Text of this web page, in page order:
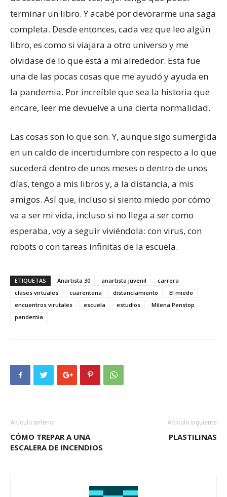
terminar un libro. Y acabé por devorarme una saga
completa. Desde entonces, cada vez que leo algún
libro, es como si viajara a otro universo y me
olvidase de lo que está a mi alrededor. Esta fue
una de las pocas cosas que me ayudó y ayuda en
la pandemia. Por increíble que sea la historia que
encare, leer me devuelve a una cierta normalidad.
Las cosas son lo que son. Y, aunque sigo sumergida
en un caldo de incertidumbre con respecto a lo que
sucederá dentro de unos meses o dentro de unos
días, tengo a mis libros y, a la distancia, a mis
amigos. Así que, incluso si siento miedo por cómo
va a ser mi vida, incluso si no llega a ser como
esperaba, voy a seguir viviéndola: con virus, con
robots o con tareas infinitas de la escuela.
ETIQUETAS Anartista 30 anartista juvenil
carrera
clases virtuales
cuarentena distanciamiento
El miedo
encuentros virutales
escuela estudios
Milena Penstop
pandemia
Artículo anterior
CÓMO TREPAR A UNA
ESCALERA DE INCENDIOS
Artículo siguiente
PLASTILINAS